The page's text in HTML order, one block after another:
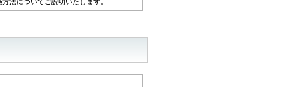
法についてご説明いたします。